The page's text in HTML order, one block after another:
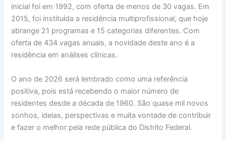
inicial foi em 1992, com oferta de menos de 30 vagas. Em
2015, foi instituída a residência multiprofissional, que hoje
abrange 21 programas e 15 categorias diferentes. Com
oferta de 434 vagas anuais, a novidade deste ano é a
residência em análises clínicas.
O ano de 2026 será lembrado como uma referência
positiva, pois está recebendo o maior número de
residentes desde a década de 1960. São quase mil novos
sonhos, ideias, perspectivas e muita vontade de contribuir
e fazer o melhor pela rede pública do Distrito Federal.